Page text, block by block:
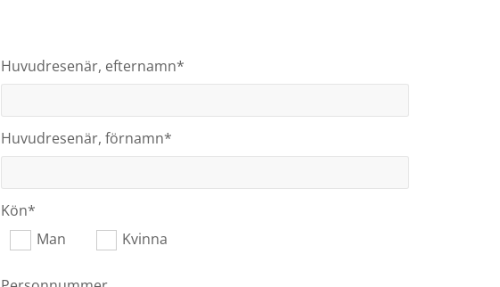
Huvudresenär, efternamn*
Huvudresenär, förnamn*
Kön*
Man
Kvinna